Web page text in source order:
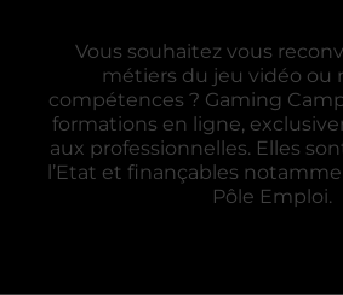
Vous souhaitez vous
métiers du jeu vidéo ou
compétences ? Gaming
formations en ligne,
aux professionnelles. Elles
l’Etat et finançables
Pôle Emploi.